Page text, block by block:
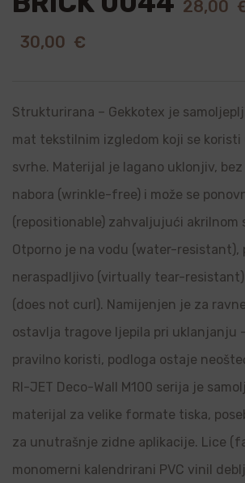
28,00
30,00 €
Strukturirana – Gekkotex je
mat tekstilnim izgledom koji se koristi
svrhe. Materijal je lagano uklonjiv,
nabora (wrinkle-free) i može se
(repositionable) zahvaljujući akrilnom
Otporno je na vodu (water-resistant),
neraspadljivo (virtually tear-resistant)
(does not curl). Namijenjen je za
ostavlja tragove ljepila pri uklanjanju
pravilno koristi, podloga ostaje
RI-JET Deco-Wall M100 serija je
materijal za velike formate tiska,
za unutrašnje zidne aplikacije. Lice
monomerni kalendrirani PVC vinil